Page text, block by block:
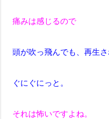
痛みは感じるので
頭が吹っ飛んでも、再生さ
ぐにぐにっと。
それは怖いですよね。